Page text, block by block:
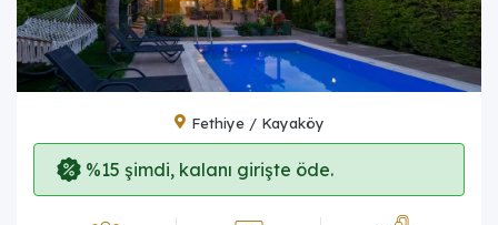
Fethiye / Kayaköy
%15 şimdi, kalanı girişte öde.